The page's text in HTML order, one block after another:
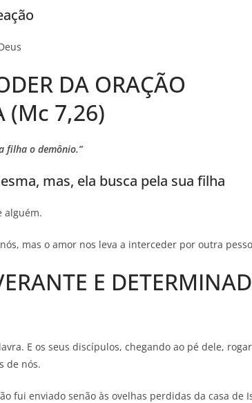
DA ORAÇÃO
(Mc 7,26)
filha o demônio.”
mas, ela busca pela sua filha
alguém.
mas o amor nos leva a interceder por outra
E
E os seus discípulos, chegando ao pé dele,
de nós.
fui enviado senão às ovelhas perdidas da casa de